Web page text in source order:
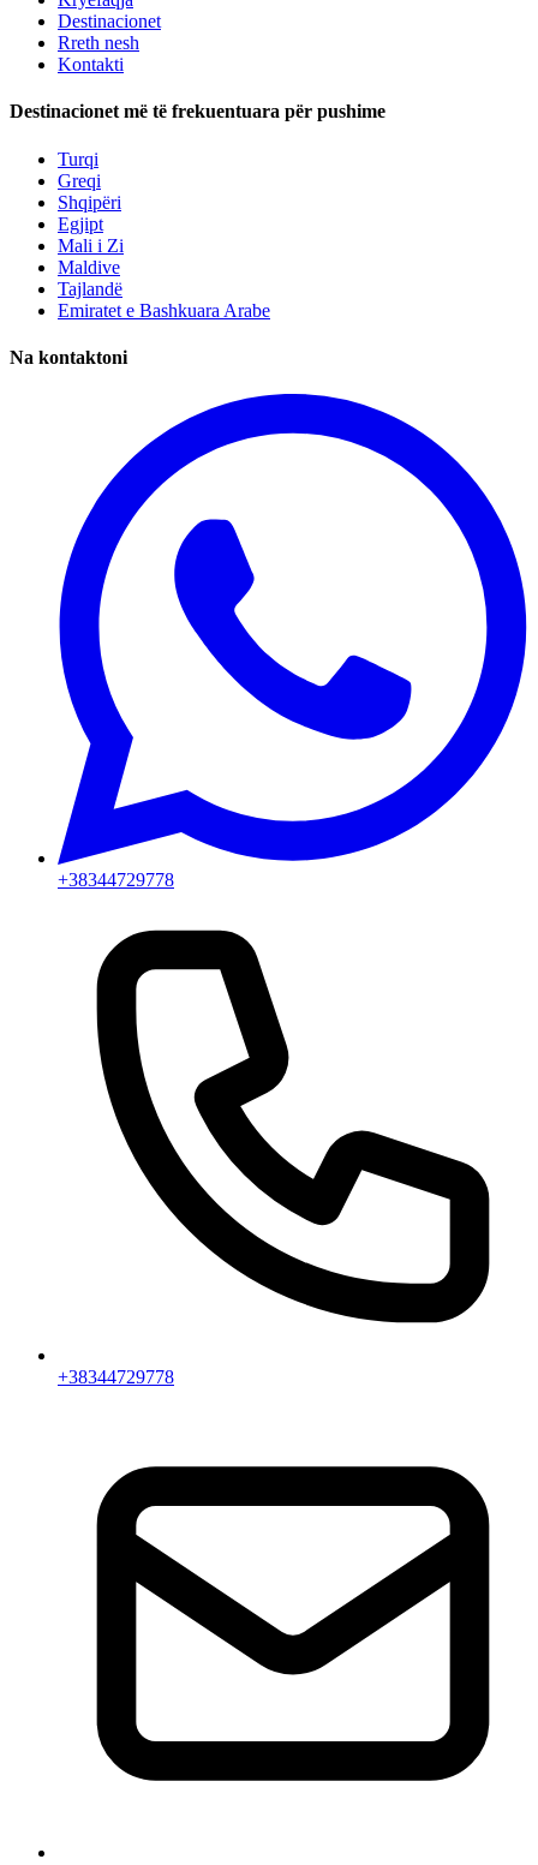
Destinacionet
Rreth nesh
Kontakti
Destinacionet më të frekuentuara për pushime
Turqi
Greqi
Shqipëri
Egjipt
Mali i Zi
Maldive
Tajlandë
Emiratet e Bashkuara Arabe
Na kontaktoni
+38344729778
+38344729778